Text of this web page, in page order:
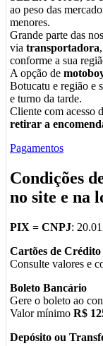
ao peso das
menores.
Grande parte das
via transportadora
conforme a sua
A opção de
Botucatu e região e
e turno da tarde.
Cliente com acesso
retirar a
Pagamentos
Condições
no site e na
PIX = CNPJ:
Cartões de Crédito
Consulte valores e
Boleto Bancário
Gere o boleto ao
Valor mínimo R$
Depósito ou